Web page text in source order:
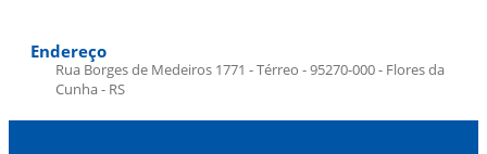
Endereço
Rua Borges de Medeiros 1771 - Térreo - 95270-000 - Flores da
Cunha - RS